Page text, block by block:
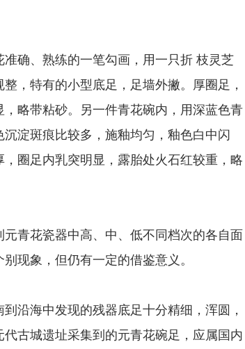
确、熟练的一笔勾画，用一只折 枝灵芝
，特有的小型底足，足墙外撇。厚圈足，
略带粘砂。另一件青花碗内，用深蓝色青
淀斑痕比较多，施釉均匀，釉色白中闪
圈足内乳突明显，露胎处火石红较重，略
青花瓷器中高、中、低不同档次的各自面
现象，但仍有一定的借鉴意义。
海中发现的残器底足十分精细，浑圆，
古城遗址采集到的元青花碗足，应属国内